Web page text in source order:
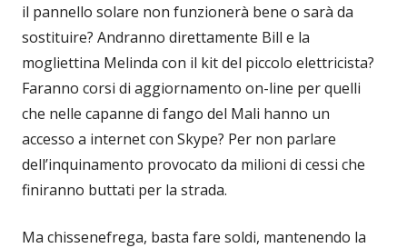
il pannello solare non funzionerà bene o sarà da
sostituire? Andranno direttamente Bill e la
mogliettina Melinda con il kit del piccolo elettricista?
Faranno corsi di aggiornamento on-line per quelli
che nelle capanne di fango del Mali hanno un
accesso a internet con Skype? Per non parlare
dell’inquinamento provocato da milioni di cessi che
finiranno buttati per la strada.
Ma chissenefrega, basta fare soldi, mantenendo la